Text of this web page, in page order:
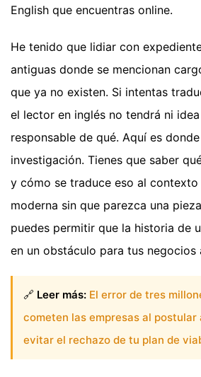
English que encuentras online.
He tenido que lidiar con
antiguas donde se mencionan
que ya no existen. Si intentas
el lector en inglés no tendrá ni
responsable de qué. Aquí es
investigación. Tienes que saber
y cómo se traduce eso al
moderna sin que parezca una
puedes permitir que la historia de
en un obstáculo para tus negocios
🔗 Leer más: El error de tres
cometen las empresas al postular
evitar el rechazo de tu plan de